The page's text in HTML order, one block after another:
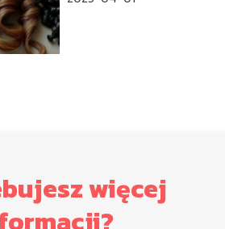
więcej